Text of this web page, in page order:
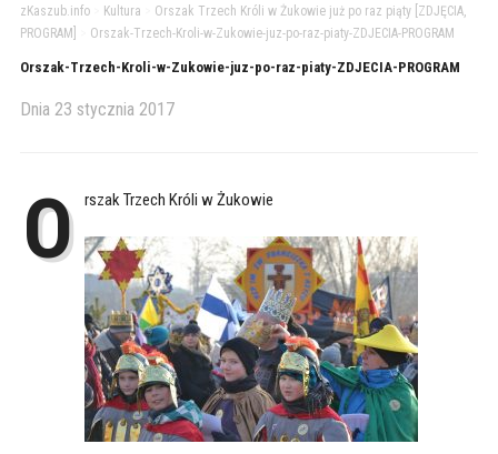
zKaszub.info> Kultura
Orszak Trzech Króli w Żukowie już po raz piąty [ZDJĘCIA,
PROGRAM]
Orszak-Trzech-Kroli-w-Zukowie-juz-po-raz-piaty-ZDJECIA-PROGRAM
Orszak-Trzech-Kroli-w-Zukowie-juz-po-raz-piaty-ZDJECIA-PROGRAM
Dnia 23 stycznia 2017
O rszak Trzech Króli w Żukowie